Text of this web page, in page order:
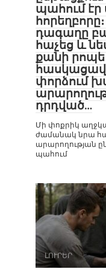
պահում
դագաղը
հաչեց և
քանի
հասկացավ,
փորձում
դրդված…
Մի փոքրիկ
ժամանակ նրա
արարողության
պահում
ԼՈՒՐԵՐ